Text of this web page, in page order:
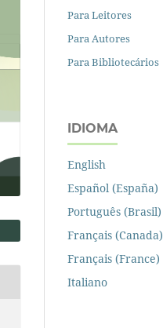
Para Leitores
Para Autores
Para Bibliotecários
IDIOMA
English
Español (España)
Português (Brasil)
Français (Canada)
Français (France)
Italiano